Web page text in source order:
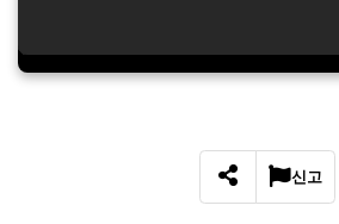
SNS 공유
신고